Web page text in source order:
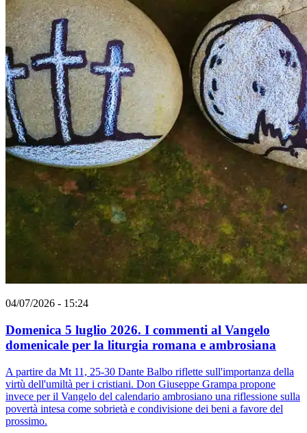
04/07/2026 - 15:24
Domenica 5 luglio 2026. I commenti al Vangelo
domenicale per la liturgia romana e ambrosiana
A partire da Mt 11, 25-30 Dante Balbo riflette sull'importanza della
virtù dell'umiltà per i cristiani. Don Giuseppe Grampa propone
invece per il Vangelo del calendario ambrosiano una riflessione sulla
povertà intesa come sobrietà e condivisione dei beni a favore del
prossimo.